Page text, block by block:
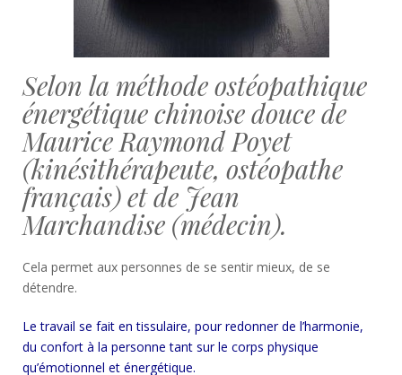
Selon la méthode ostéopathique
énergétique chinoise douce de
Maurice Raymond Poyet
(kinésithérapeute, ostéopathe
français) et de Jean
Marchandise (médecin).
Cela permet aux personnes de se sentir mieux, de se
détendre.
Le travail se fait en tissulaire, pour redonner de l’harmonie,
du confort à la personne tant sur le corps physique
qu’émotionnel et énergétique.